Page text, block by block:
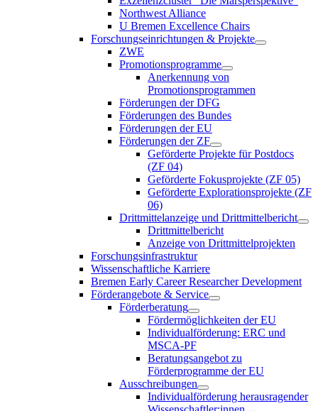
Northwest Alliance
U Bremen Excellence Chairs
Forschungseinrichtungen & Projekte
ZWE
Promotionsprogramme
Anerkennung von
Promotionsprogrammen
Förderungen der DFG
Förderungen des Bundes
Förderungen der EU
Förderungen der ZF
Geförderte Projekte für Postdocs
(ZF 04)
Geförderte Fokusprojekte (ZF 05)
Geförderte Explorationsprojekte (ZF
06)
Drittmittelanzeige und Drittmittelbericht
Drittmittelbericht
Anzeige von Drittmittelprojekten
Forschungsinfrastruktur
Wissenschaftliche Karriere
Bremen Early Career Researcher Development
Förderangebote & Service
Förderberatung
Fördermöglichkeiten der EU
Individualförderung: ERC und
MSCA-PF
Beratungsangebot zu
Förderprogramme der EU
Ausschreibungen
Individualförderung herausragender